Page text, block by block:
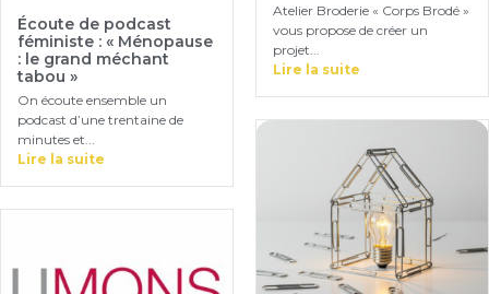
Atelier Broderie « Corps Brodé »
vous propose de créer un
projet...
Lire la suite
Écoute de podcast
féministe : « Ménopause
: le grand méchant
tabou »
On écoute ensemble un
podcast d’une trentaine de
minutes et...
Lire la suite